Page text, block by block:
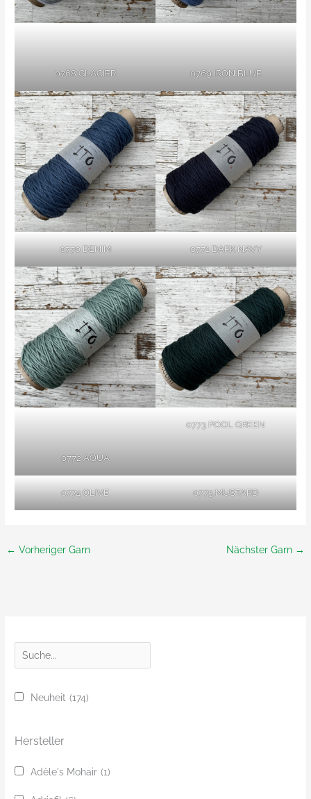
0768 GLACIER 0769 IRON BLUE
0770 DENIM 0771 DARK NAVY
0772 AQUA
0773 POOL GREEN
0774 OLIVE 0775 MUSTARD
← Vorheriger Garn Nächster Garn →
u
Neuheit (174)
Hersteller
Adèle's Mohair (1)